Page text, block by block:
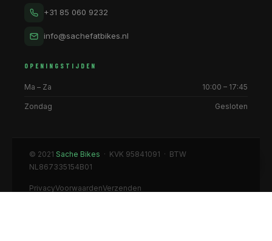
+31 85 060 9232
info@sachefatbikes.nl
OPENINGSTIJDEN
Ma – Za 10:00 – 17:45
Zondag Gesloten
© 2021 Sache Bikes · KVK 95841091 · BTW
NL867335154B01
PrivacyVoorwaardenVerzenden